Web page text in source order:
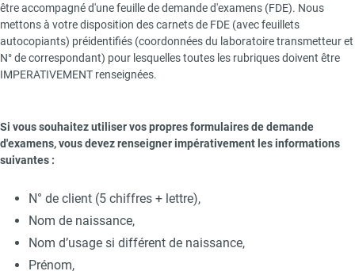
être accompagné d'une feuille de demande d'examens (FDE). Nous
mettons à votre disposition des carnets de FDE (avec feuillets
autocopiants) préidentifiés (coordonnées du laboratoire transmetteur et
N° de correspondant) pour lesquelles toutes les rubriques doivent être
IMPERATIVEMENT renseignées.
Si vous souhaitez utiliser vos propres formulaires de demande
d'examens, vous devez renseigner impérativement les informations
suivantes :
N° de client (5 chiffres + lettre),
Nom de naissance,
Nom d’usage si différent de naissance,
Prénom,